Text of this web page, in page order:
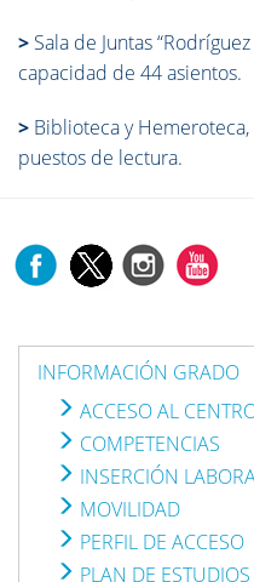
> Sala de Juntas
capacidad de 44 asientos.
> Biblioteca y
puestos de lectura.
INFORMACIÓN GRADO
ACCESO AL
COMPETENCIAS
INSERCIÓN
MOVILIDAD
PERFIL DE ACCESO
PLAN DE ESTUDIOS